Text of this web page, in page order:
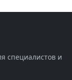
специалистов и